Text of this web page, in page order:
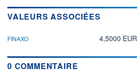
VALEURS ASSOCIÉES
FINAXO 4,5000 EUR
0 COMMENTAIRE